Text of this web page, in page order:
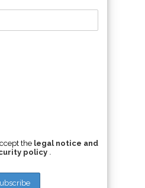
the legal notice and
policy .